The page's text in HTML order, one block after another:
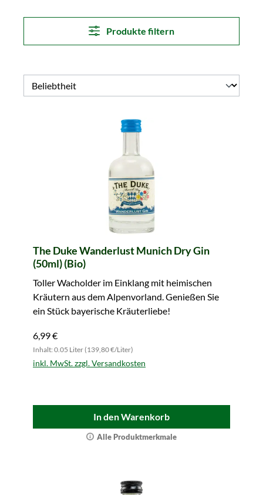
Produkte filtern
The Duke Wanderlust Munich Dry Gin
(50ml) (Bio)
Toller Wacholder im Einklang mit heimischen
Kräutern aus dem Alpenvorland. Genießen Sie
ein Stück bayerische Kräuterliebe!
6,99 €
Inhalt: 0.05 Liter (139,80 €/Liter)
inkl. MwSt. zzgl. Versandkosten
In den Warenkorb
Alle Produktmerkmale